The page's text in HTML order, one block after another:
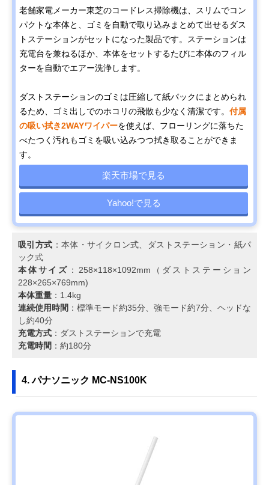
老舗家電メーカー東芝のコードレス掃除機は、スリムでコン
パクトな本体と、ゴミを自動で取り込みまとめて出せるダス
トステーションがセットになった製品です。ステーションは
充電台を兼ねるほか、本体をセットするたびに本体のフィル
ターを自動でエアー洗浄します。
ダストステーションのゴミは圧縮して紙パックにまとめられ
るため、ゴミ出しでのホコリの飛散も少なく清潔です。 付属
の吸い拭き2WAYワイパーを使えば、フローリングに落ちた
べたつく汚れもゴミを吸い込みつつ拭き取ることができま
す。
楽天市場で見る
Yahoo!で見る
吸引方式 ：本体・サイクロン式、ダストステーション・紙パ
ック式
本体サイズ ：258×118×1092mm（ダストステーション
228×265×769mm)
本体重量 ：1.4kg
連続使用時間 ：標準モード約35分、強モード約7分、ヘッドな
し約40分
充電方式 ：ダストステーションで充電
充電時間 ：約180分
4. パナソニック MC-NS100K